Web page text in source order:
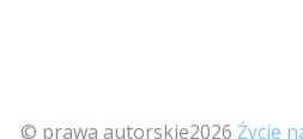
© prawa autorskie2026 Życie